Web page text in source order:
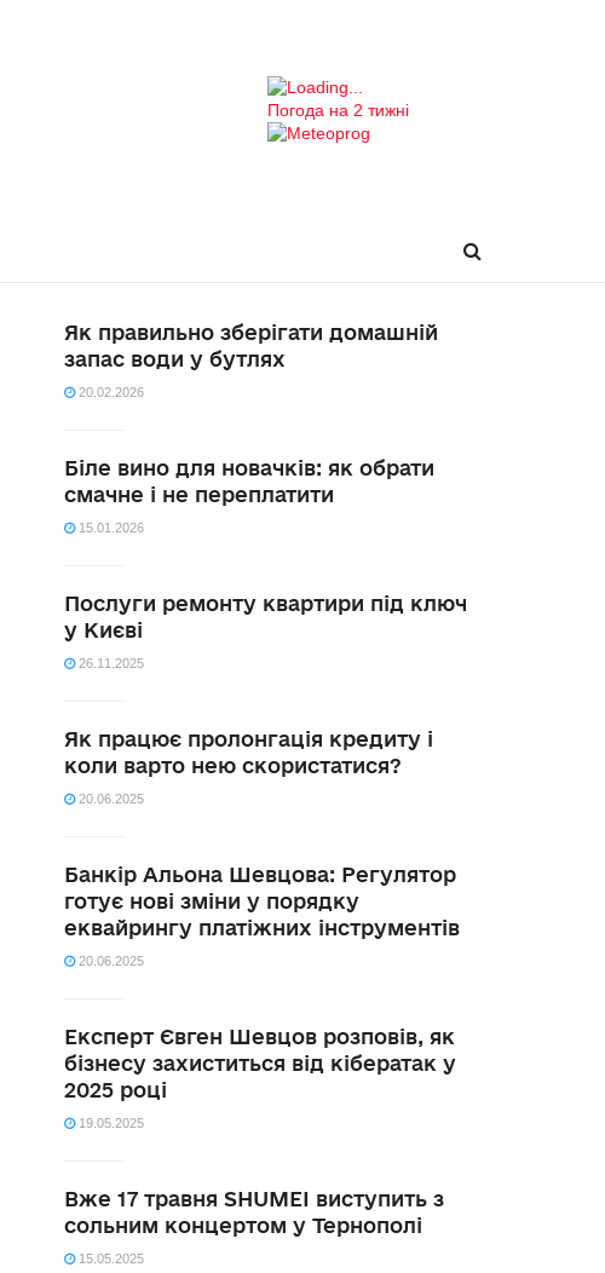
Погода на 2 тижні
Як правильно зберігати домашній
запас води у бутлях
20.02.2026
Біле вино для новачків: як обрати
смачне і не переплатити
15.01.2026
Послуги ремонту квартири під ключ
у Києві
26.11.2025
Як працює пролонгація кредиту і
коли варто нею скористатися?
20.06.2025
Банкір Альона Шевцова: Регулятор
готує нові зміни у порядку
еквайрингу платіжних інструментів
20.06.2025
Експерт Євген Шевцов розповів, як
бізнесу захиститься від кібератак у
2025 році
19.05.2025
Вже 17 травня SHUMEI виступить з
сольним концертом у Тернополі
15.05.2025